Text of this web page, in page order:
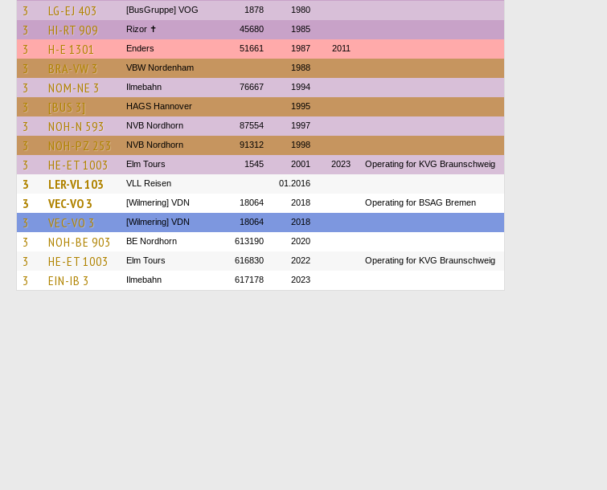
3 LG-EJ 403 [BusGruppe] VOG 1878 1980
3 HI-RT 909 Rizor ✝ 45680 1985
3 H-E 1301 Enders 51661 1987 2011
3 BRA-VW 3 VBW Nordenham 1988
3 NOM-NE 3 Ilmebahn 76667 1994
3 [BUS 3] HAGS Hannover 1995
3 NOH-N 593 NVB Nordhorn 87554 1997
3 NOH-PZ 253 NVB Nordhorn 91312 1998
3 HE-ET 1003 Elm Tours 1545 2001 2023 Operating for KVG Braunschweig
3 LER-VL 103 VLL Reisen 01.2016
3 VEC-VO 3 [Wilmering] VDN 18064 2018 Operating for BSAG Bremen
3 VEC-VO 3 [Wilmering] VDN 18064 2018
3 NOH-BE 903 BE Nordhorn 613190 2020
3 HE-ET 1003 Elm Tours 616830 2022 Operating for KVG Braunschweig
3 EIN-IB 3 Ilmebahn 617178 2023